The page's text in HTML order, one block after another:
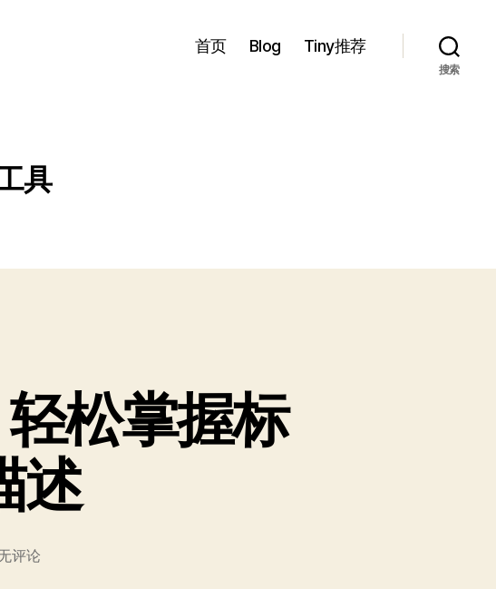
首页 Blog Tiny推荐
搜索
具
松掌握标
述
评论